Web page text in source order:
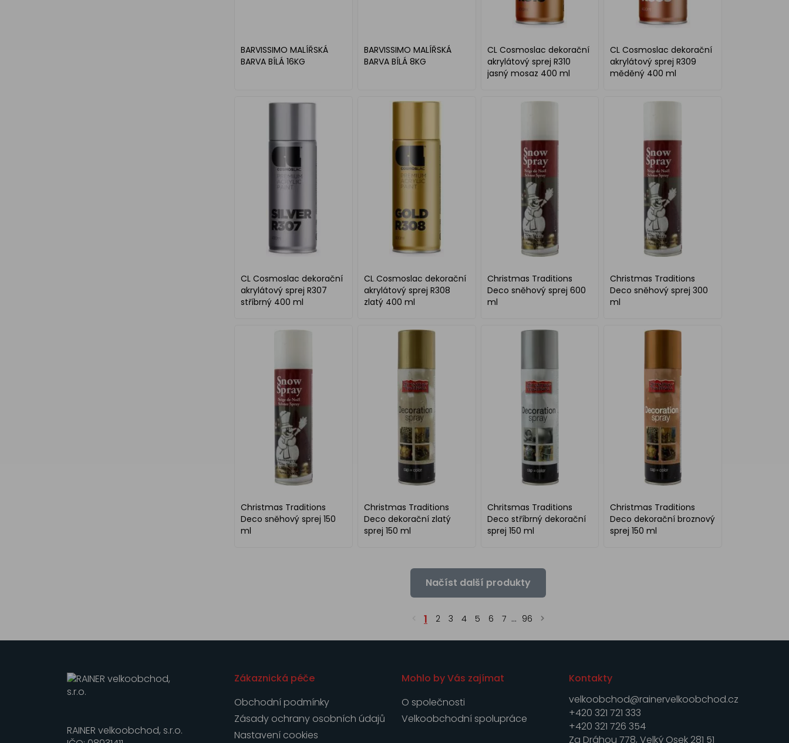
BARVISSIMO MALÍŘSKÁ
BARVA BÍLÁ 16KG
BARVISSIMO MALÍŘSKÁ
BARVA BÍLÁ 8KG
CL Cosmoslac dekorační
akrylátový sprej R310
jasný mosaz 400 ml
CL Cosmoslac dekorační
akrylátový sprej R309
měděný 400 ml
CL Cosmoslac dekorační
akrylátový sprej R307
stříbrný 400 ml
CL Cosmoslac dekorační
akrylátový sprej R308
zlatý 400 ml
Christmas Traditions
Deco sněhový sprej 600
ml
Christmas Traditions
Deco sněhový sprej 300
ml
Christmas Traditions
Deco sněhový sprej 150
ml
Christmas Traditions
Deco dekorační zlatý
sprej 150 ml
Chritsmas Traditions
Deco stříbrný dekorační
sprej 150 ml
Christmas Traditions
Deco dekorační broznový
sprej 150 ml
Načíst další produkty
1 2 3 4 5 6 7 ... 96
RAINER velkoobchod, s.r.o.
Zákaznická péče
Obchodní podmínky
Zásady ochrany osobních údajů
Nastavení cookies
Mohlo by Vás zajímat
O společnosti
Velkoobchodní spolupráce
Kontakty
velkoobchod@rainervelkoobchod.cz
+420 321 721 333
+420 321 726 354
Za Dráhou 778, Velký Osek 281 51